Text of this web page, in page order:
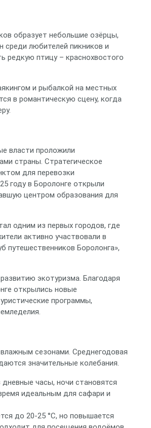
образует небольшие озёрцы,
среди любителей пикников и
редкую птицу – краснохвостого
и рыбалкой на местных
в романтическую сцену, когда
власти проложили
страны. Стратегическое
для перевозки
году в Боролонге открыли
центром образования для
одним из первых городов, где
активно участвовали в
путешественников Боролонга»,
экотуризма. Благодаря
открылись новые
программы,
сезонами. Среднегодовая
значительные колебания.
дневные часы, ночи становятся
идеальным для сафари и
до 20‑25 °C, но повышается